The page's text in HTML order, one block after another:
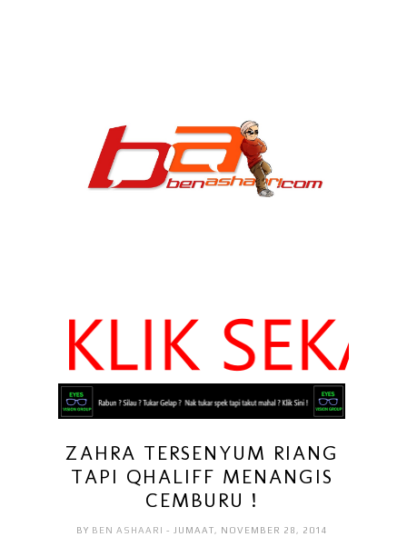
ZAHRA TERSENYUM RIANG
TAPI QHALIFF MENANGIS
CEMBURU !
BY BEN ASHAARI - JUMAAT, NOVEMBER 28, 2014